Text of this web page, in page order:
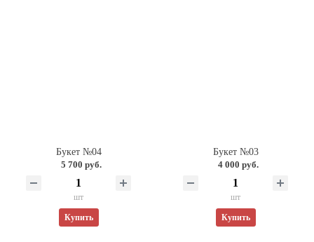
Букет №04
5 700 руб.
шт
Купить
Букет №03
4 000 руб.
шт
Купить